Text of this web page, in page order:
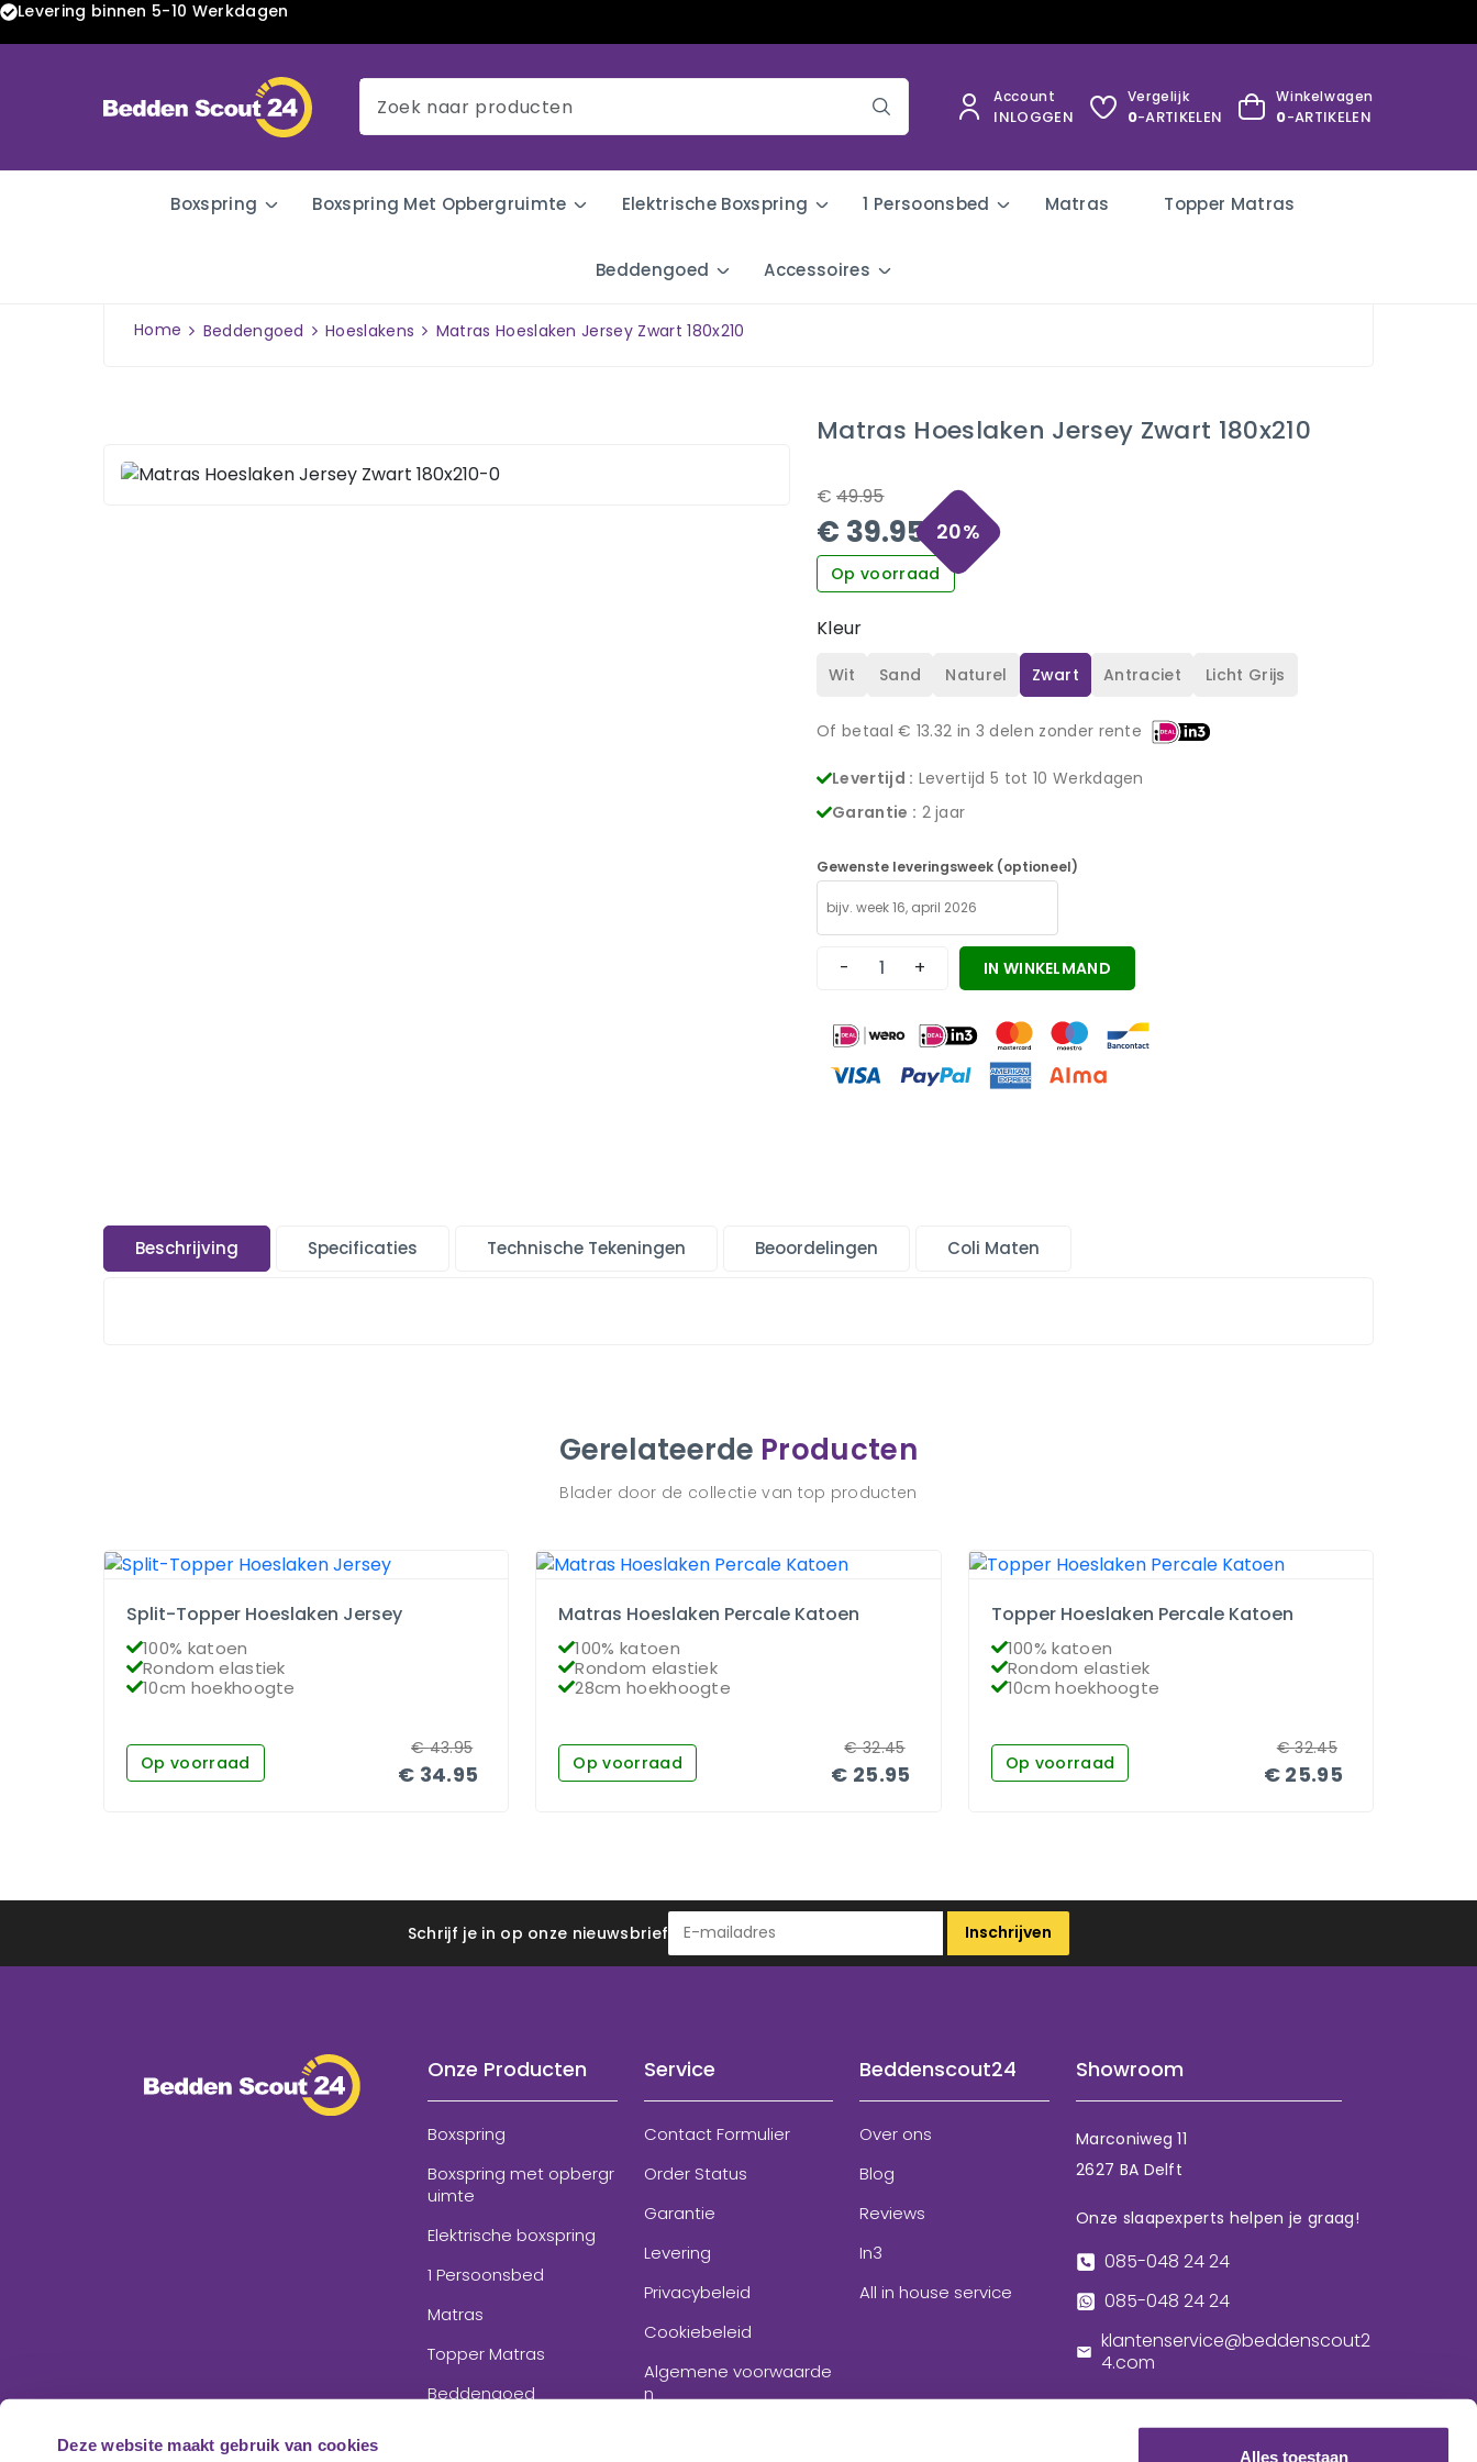
Deze website maakt gebruik van cookies
Alles toestaan
Levering binnen 5-10 Werkdagen
Account
INLOGGEN
Vergelijk
0-ARTIKELEN
Winkelwagen
0-ARTIKELEN
Boxspring Boxspring Met Opbergruimte Elektrische Boxspring 1 Persoonsbed Matras Topper Matras
Beddengoed Accessoires
Home Beddengoed Hoeslakens Matras Hoeslaken Jersey Zwart 180x210
Matras Hoeslaken Jersey Zwart 180x210
€ 49.95
€ 39.95 20%
Op voorraad
Kleur
Wit Sand Naturel Zwart Antraciet Licht Grijs
Of betaal € 13.32 in 3 delen zonder rente
Levertijd : Levertijd 5 tot 10 Werkdagen
Garantie : 2 jaar
Gewenste leveringsweek (optioneel)
- + IN WINKELMAND
Beschrijving Specificaties Technische Tekeningen Beoordelingen Coli Maten
Gerelateerde Producten
Blader door de collectie van top producten
Split-Topper Hoeslaken Jersey
100% katoen
Rondom elastiek
10cm hoekhoogte
Op voorraad € 34.95
€43.95
Matras Hoeslaken Percale Katoen
100% katoen
Rondom elastiek
28cm hoekhoogte
Op voorraad € 25.95
€32.45
Topper Hoeslaken Percale Katoen
100% katoen
Rondom elastiek
10cm hoekhoogte
Op voorraad € 25.95
€32.45
Schrijf je in op onze nieuwsbrief Inschrijven
Onze Producten
Boxspring
Boxspring met opbergr
uimte
Elektrische boxspring
1 Persoonsbed
Matras
Topper Matras
Beddengoed
Service
Contact Formulier
Order Status
Garantie
Levering
Privacybeleid
Cookiebeleid
Algemene voorwaarde
n
Beddenscout24
Over ons
Blog
Reviews
In3
All in house service
Showroom
Marconiweg 11
2627 BA Delft
Onze slaapexperts helpen je graag!
085-048 24 24
085-048 24 24
klantenservice@beddenscout2
4.com